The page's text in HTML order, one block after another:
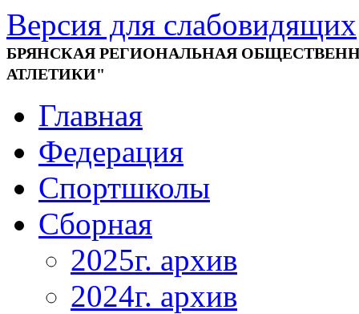
Версия для слабовидящих
БРЯНСКАЯ РЕГИОНАЛЬНАЯ
АТЛЕТИКИ"
Главная
Федерация
Спортшколы
Сборная
2025г. архив
2024г. архив